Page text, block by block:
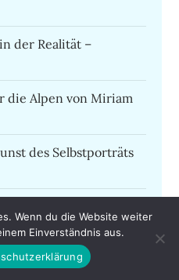
der Realität –
die Alpen von Miriam
des Selbstporträts
als
Wenn du die Website weiter
Einverständnis aus.